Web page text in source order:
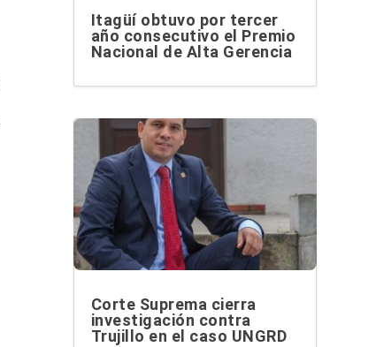
Itagüí obtuvo por tercer
año consecutivo el Premio
Nacional de Alta Gerencia
Corte Suprema cierra
investigación contra
Trujillo en el caso UNGRD